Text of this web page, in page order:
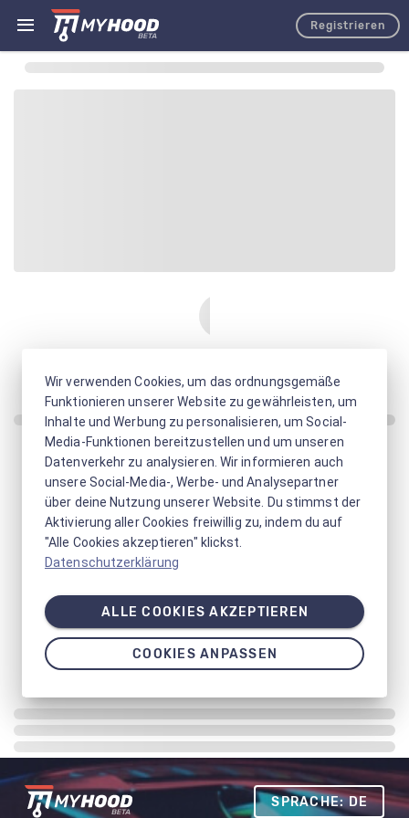
Registrieren
SPRACHE: DE
Wir verwenden Cookies, um das ordnungsgemäße
Funktionieren unserer Website zu gewährleisten, um
Inhalte und Werbung zu personalisieren, um Social-
Media-Funktionen bereitzustellen und um unseren
Datenverkehr zu analysieren. Wir informieren auch
unsere Social-Media-, Werbe- und Analysepartner
über deine Nutzung unserer Website. Du stimmst der
Aktivierung aller Cookies freiwillig zu, indem du auf
"Alle Cookies akzeptieren" klickst.
Datenschutzerklärung
ALLE COOKIES AKZEPTIEREN
COOKIES ANPASSEN